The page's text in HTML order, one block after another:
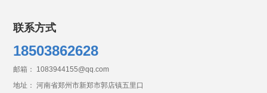
联系方式
18503862628
邮箱： 1083944155@qq.com
地址： 河南省郑州市新郑市郭店镇五里口